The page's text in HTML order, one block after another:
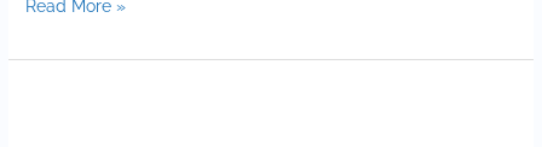
Read More »